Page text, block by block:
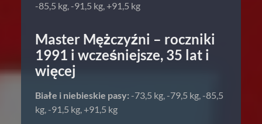
-85,5 kg, -91,5 kg, +91,5 kg
Master Mężczyźni – roczniki
1991 i wcześniejsze, 35 lat i
więcej
Białe i niebieskie pasy: -73,5 kg, -79,5 kg, -85,5
kg, -91,5 kg, +91,5 kg